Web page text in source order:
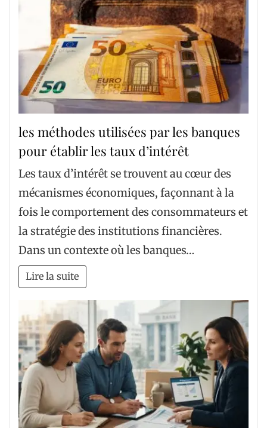
les méthodes utilisées par les banques
pour établir les taux d’intérêt
Les taux d’intérêt se trouvent au cœur des
mécanismes économiques, façonnant à la
fois le comportement des consommateurs et
la stratégie des institutions financières.
Dans un contexte où les banques…
Lire la suite